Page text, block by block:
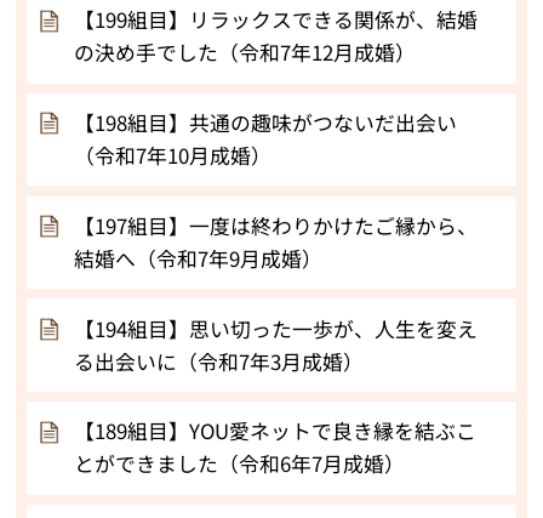
【199組目】リラックスできる関係が、結婚
の決め手でした（令和7年12月成婚）
【198組目】共通の趣味がつないだ出会い
（令和7年10月成婚）
【197組目】一度は終わりかけたご縁から、
結婚へ（令和7年9月成婚）
【194組目】思い切った一歩が、人生を変え
る出会いに（令和7年3月成婚）
【189組目】YOU愛ネットで良き縁を結ぶこ
とができました（令和6年7月成婚）